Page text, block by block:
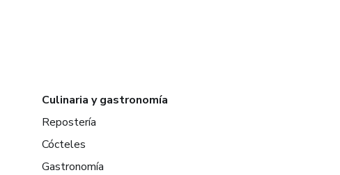
Culinaria y gastronomía
Repostería
Cócteles
Gastronomía